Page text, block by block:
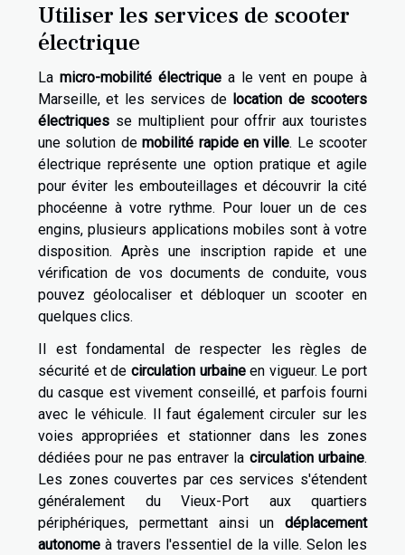
Utiliser les services de scooter
électrique
La micro-mobilité électriquea le vent en poupe à
Marseille, et les services de location de scooters
électriques se multiplient pour offrir aux touristes
une solution demobilité rapide en ville. Le scooter
électrique représente une option pratique et agile
pour éviter les embouteillages et découvrir la cité
phocéenne à votre rythme. Pour louer un de ces
engins, plusieurs applications mobiles sont à votre
disposition. Après une inscription rapide et une
vérification de vos documents de conduite, vous
pouvez géolocaliser et débloquer un scooter en
quelques clics.
Il est fondamental de respecter les règles de
sécurité et de circulation urbaineen vigueur. Le port
du casque est vivement conseillé, et parfois fourni
avec le véhicule. Il faut également circuler sur les
voies appropriées et stationner dans les zones
dédiées pour ne pas entraver la circulation urbaine.
Les zones couvertes par ces services s'étendent
généralement du Vieux-Port aux quartiers
périphériques, permettant ainsi un déplacement
autonome à travers l'essentiel de la ville. Selon les